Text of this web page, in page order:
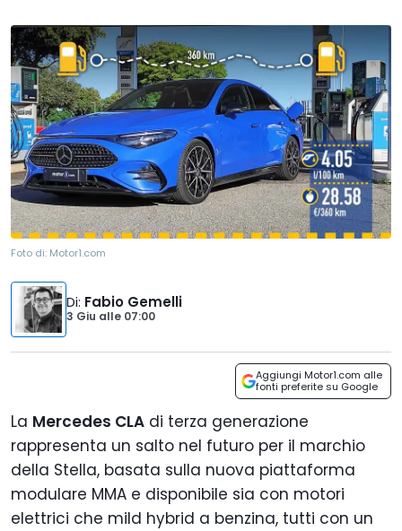
Foto di: Motor1.com
Di: Fabio Gemelli
3 Giu alle 07:00
Aggiungi Motor1.com alle
fonti preferite su Google
La Mercedes CLA di terza generazione
rappresenta un salto nel futuro per il marchio
della Stella, basata sulla nuova piattaforma
modulare MMA e disponibile sia con motori
elettrici che mild hybrid a benzina, tutti con un